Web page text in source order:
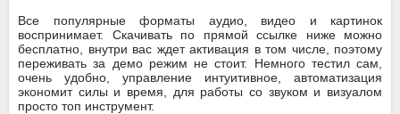
Все популярные форматы аудио, видео и картинок
воспринимает. Скачивать по прямой ссылке ниже можно
бесплатно, внутри вас ждет активация в том числе, поэтому
переживать за демо режим не стоит. Немного тестил сам,
очень удобно, управление интуитивное, автоматизация
экономит силы и время, для работы со звуком и визуалом
просто топ инструмент.